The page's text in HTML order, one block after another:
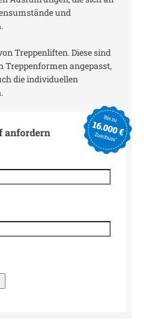
und
Treppenliften. Diese sind
Treppenformen angepasst,
die individuellen
anfordern